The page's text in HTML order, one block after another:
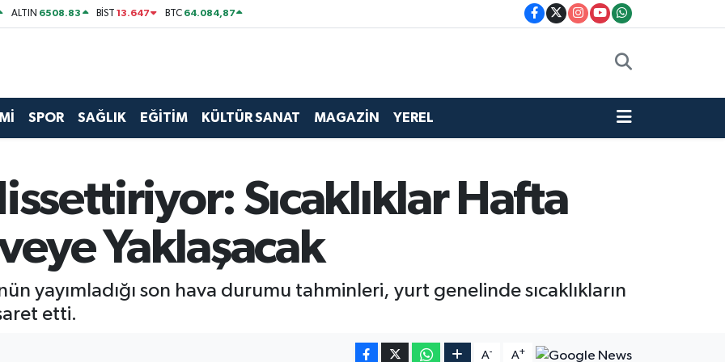
ALTIN 6508.83 BİST13.647 BTC 64.084,87
SPOR SAĞLIK EĞİTİM KÜLTÜR SANAT MAGAZİN YEREL
Sıcaklıklar Hafta
Yaklaşacak
yayımladığı son hava durumu tahminleri, yurt genelinde sıcaklıkların
etti.
A- A+